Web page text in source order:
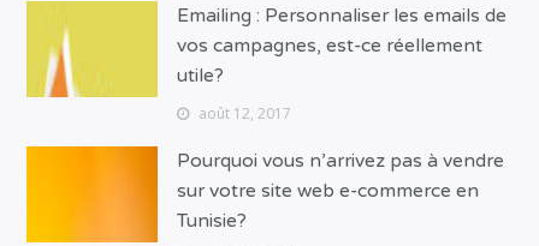
Emailing : Personnaliser les emails de
vos campagnes, est-ce réellement
utile?
août 12, 2017
Pourquoi vous n’arrivez pas à vendre
sur votre site web e-commerce en
Tunisie?